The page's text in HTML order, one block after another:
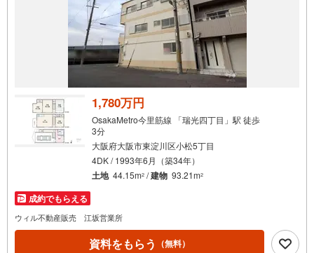
イ
ペ
ー
ジ
1,780万円
OsakaMetro今里筋線 「瑞光四丁目」駅 徒歩
3分
大阪府大阪市東淀川区小松5丁目
4DK / 1993年6月（築34年）
土地 44.15m2 /建物 93.21m2
成約でもらえる
ウィル不動産販売 江坂営業所
資料をもらう （無料）